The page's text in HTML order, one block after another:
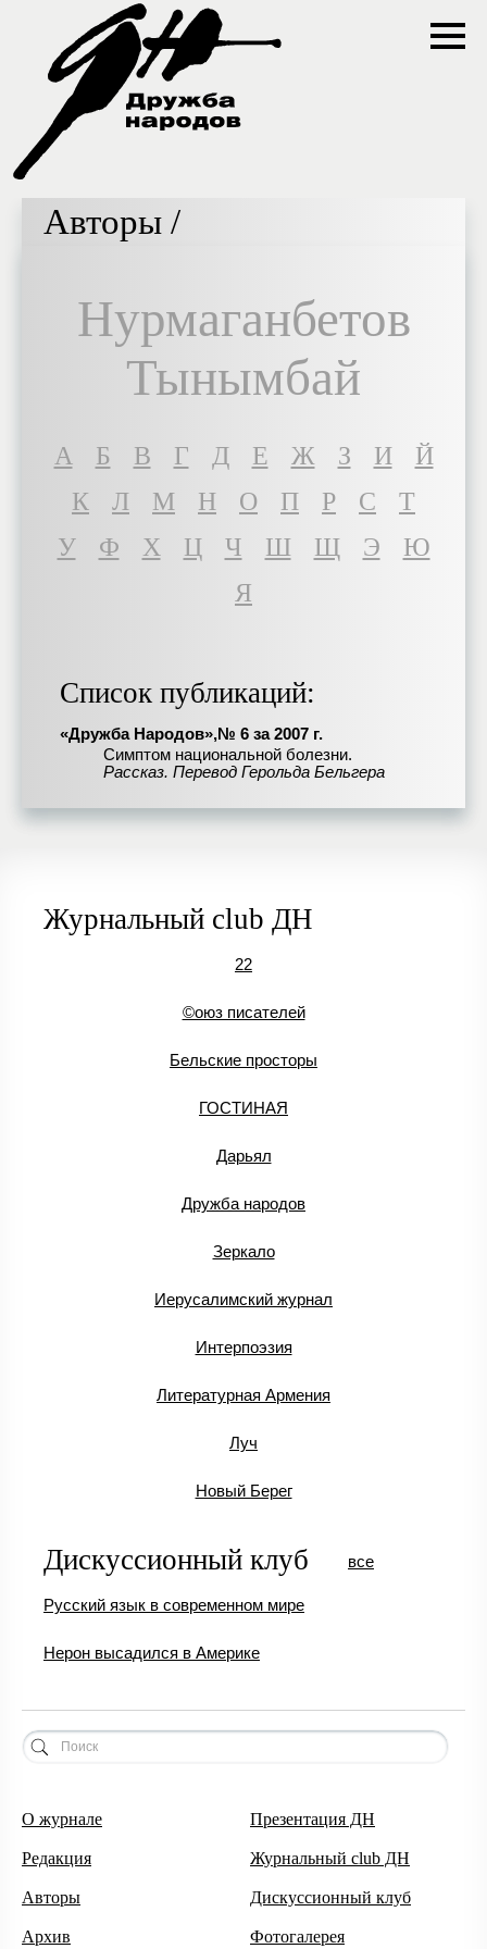
Авторы /
Нурмаганбетов
Тынымбай
A Б В Г Д Е Ж З И
Й
К
Л М Н О П Р С
Т
У
Ф Х Ц Ч Ш Щ Э
Ю
Я
Список публикаций:
«Дружба Народов»,№ 6 за 2007 г.
Симптом национальной болезни.
Рассказ. Перевод Герольда Бельгера
Журнальный club ДН
22
©оюз писателей
Бельские просторы
ГОСТИНАЯ
Дарьял
Дружба народов
Зеркало
Иерусалимский журнал
Интерпоэзия
Литературная Армения
Луч
Новый Берег
Дискуссионный клуб
Русский язык в современном мире
Нерон высадился в Америке
все
О журнале
Редакция
Авторы
Архив
Презентация ДН
Журнальный club ДН
Дискуссионный клуб
Фотогалерея